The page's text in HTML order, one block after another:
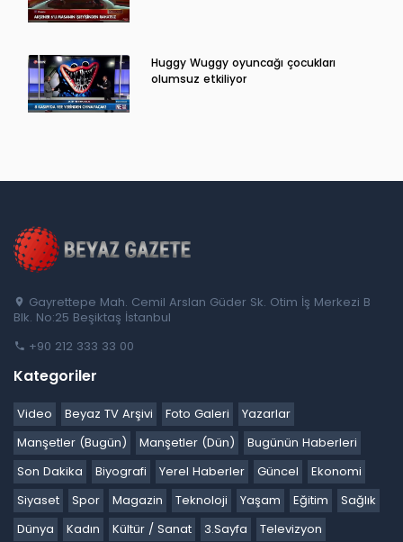
Huggy Wuggy oyuncağı çocukları
olumsuz etkiliyor
Gayrettepe Mah. Cemil Arslan Güder Sk. Otim İş Merkezi B
Blk. No:25 Beşiktaş İstanbul
+90 212 333 33 00
Kategoriler
Video Beyaz TV Arşivi Foto Galeri
Yazarlar
Manşetler (Bugün)
Manşetler (Dün)
Bugünün Haberleri
Son Dakika
Biyografi Yerel Haberler Güncel
Ekonomi
Siyaset
Spor Magazin Teknoloji Yaşam Eğitim
Sağlık
Dünya
Kadın Kültür / Sanat 3.Sayfa
Televizyon